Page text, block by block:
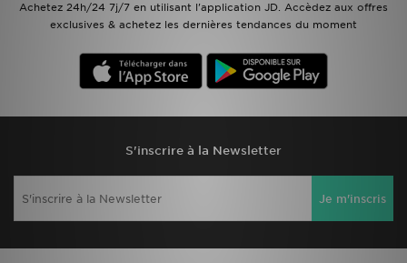
Achetez 24h/24 7j/7 en utilisant l'application JD. Accèdez aux offres
exclusives & achetez les dernières tendances du moment
S'inscrire à la Newsletter
Je m'inscris
Suivre Ma Commande
Service client
Télécharge l'Appli